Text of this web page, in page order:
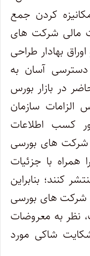
کردن جمع
مالی شرکت های
بهادار طراحی
آسان به
در بازار بورس
الزامات سازمان
کسب اطلاعات
شرکت های بورسی
با جزئیات
کنند؛ بنابراین
به شرکت های بورسی
نظر به معروضات
شاکی مورد